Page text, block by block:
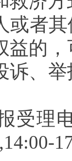
者其
益的
诉、
理电